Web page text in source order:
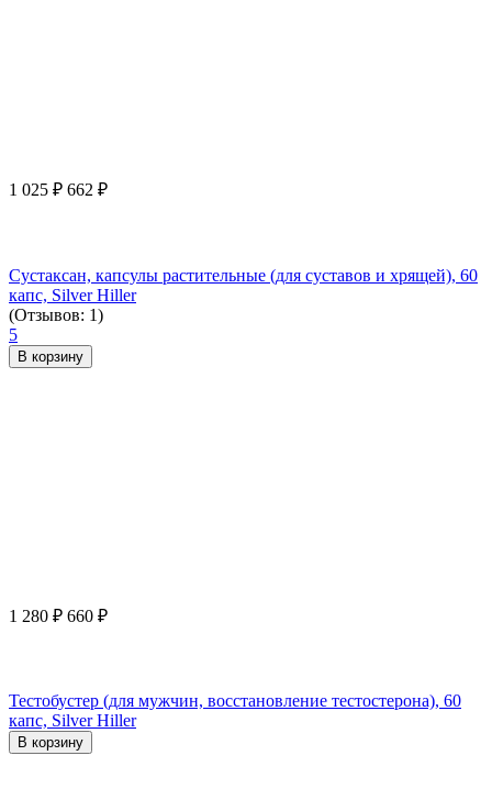
1 025 ₽ 662 ₽
Сустаксан, капсулы растительные (для суставов и хрящей), 60
капс, Silver Hiller
(Отзывов: 1)
5
В корзину
1 280 ₽ 660 ₽
Тестобустер (для мужчин, восстановление тестостерона), 60
капс, Silver Hiller
В корзину